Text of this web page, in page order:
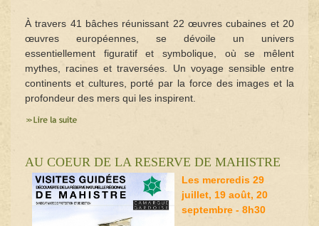
À travers 41 bâches réunissant 22 œuvres cubaines et 20
œuvres européennes, se dévoile un univers
essentiellement figuratif et symbolique, où se mêlent
mythes, racines et traversées. Un voyage sensible entre
continents et cultures, porté par la force des images et la
profondeur des mers qui les inspirent.
AU COEUR DE LA RESERVE DE MAHISTRE
Les mercredis 29
juillet, 19 août, 20
septembre - 8h30